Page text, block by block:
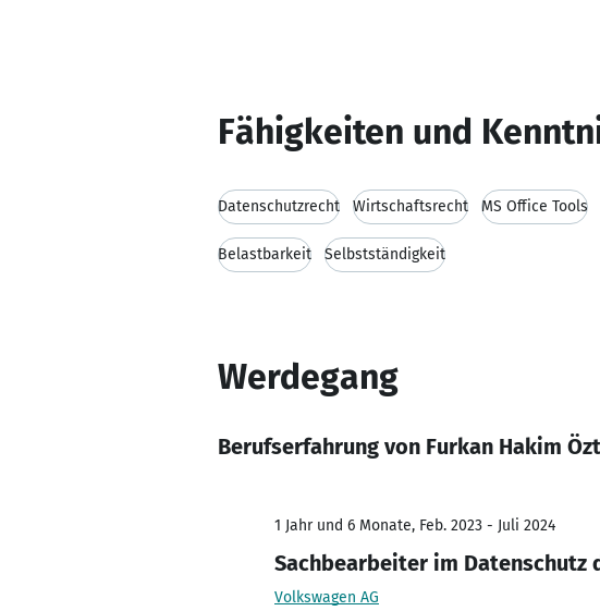
Fähigkeiten und
Datenschutzrecht Wirtschaftsrecht MS Office Tools
Belastbarkeit Selbstständigkeit
Werdegang
Berufserfahrung von Furkan Hakim
1 Jahr und 6 Monate, Feb. 2023 - Juli 2024
Sachbearbeiter im Datenschutz
Volkswagen AG